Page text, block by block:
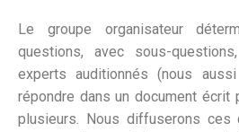
Le groupe organisateur
questions, avec sous-
experts auditionnés (nous
répondre dans un document écrit
plusieurs. Nous diffuserons ces